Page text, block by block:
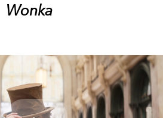
Wonka